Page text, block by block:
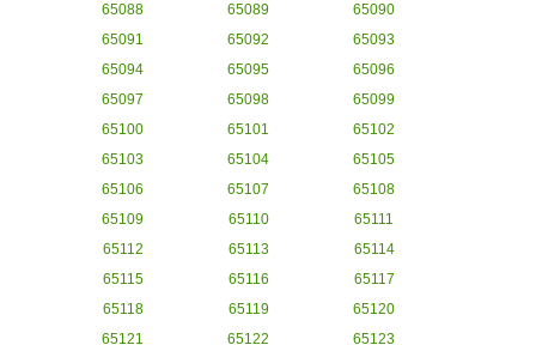
65088
65089
65090
65091
65092
65093
65094
65095
65096
65097
65098
65099
65100
65101
65102
65103
65104
65105
65106
65107
65108
65109
65110
65111
65112
65113
65114
65115
65116
65117
65118
65119
65120
65121
65122 65123